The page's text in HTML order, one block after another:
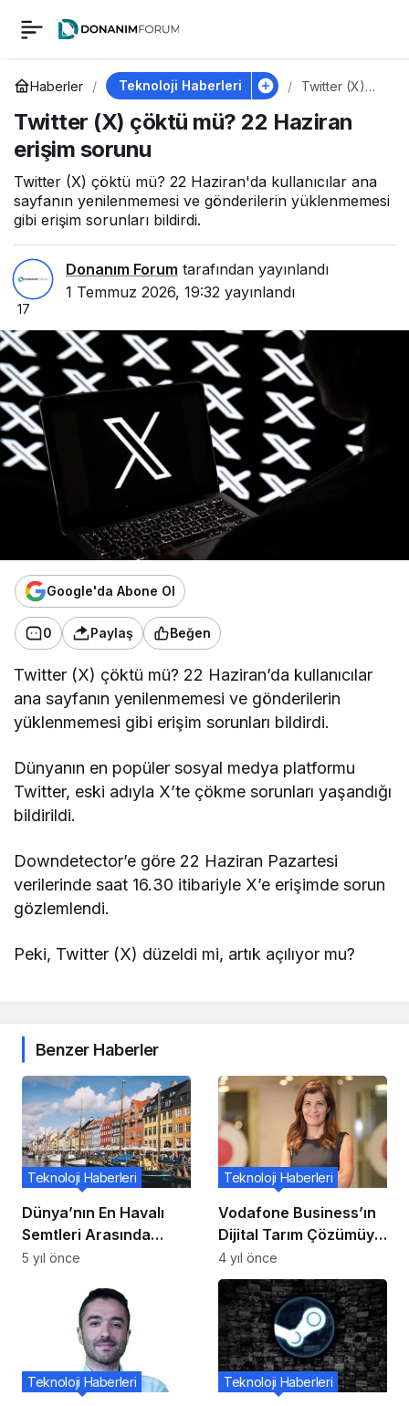
Haberler Teknoloji Haberleri
Twitter (X)
Haziran erişim
sorunu
Twitter (X) çöktü mü? 22 Haziran
erişim sorunu
Twitter (X) çöktü mü? 22 Haziran'da kullanıcılar ana
sayfanın yenilenmemesi ve gönderilerin yüklenmemesi
gibi erişim sorunları bildirdi.
Donanım Forum tarafından yayınlandı
1 Temmuz 2026, 19:32 yayınlandı
17
Google'da Abone Ol
0 Paylaş Beğen
Twitter (X) çöktü mü? 22 Haziran’da kullanıcılar
ana sayfanın yenilenmemesi ve gönderilerin
yüklenmemesi gibi erişim sorunları bildirdi.
Dünyanın en popüler sosyal medya platformu
Twitter, eski adıyla X’te çökme sorunları yaşandığı
bildirildi.
Downdetector’e göre 22 Haziran Pazartesi
verilerinde saat 16.30 itibariyle X’e erişimde sorun
gözlemlendi.
Peki, Twitter (X) düzeldi mi, artık açılıyor mu?
Twitter (X) çöktü mü?
22 Haziran erişim
sorunu
Benzer Haberler
Dünya’nın En Havalı
Semtleri Arasında
Türkiye De Bulunuyor!
Teknoloji Haberleri
5 yıl önce
Vodafone Business’ın
Dijital Tarım Çözümüyle
yüzde 30’a Varan Su
Tasarrufu
Teknoloji Haberleri
4 yıl önce
Teknoloji Haberleri Teknoloji Haberleri